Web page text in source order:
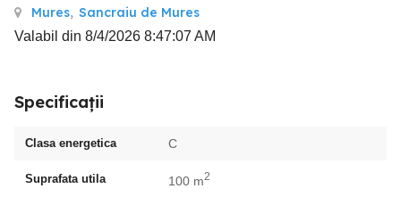
Mures, Sancraiu de Mures
Valabil din 8/4/2026 8:47:07 AM
Specificații
Clasa energetica C
Suprafata utila 100 m2